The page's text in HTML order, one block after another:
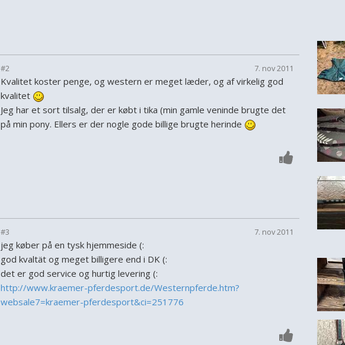
#2 7. nov 2011
Kvalitet koster penge, og western er meget læder, og af virkelig god
kvalitet
Jeg har et sort tilsalg, der er købt i tika (min gamle veninde brugte det
på min pony. Ellers er der nogle gode billige brugte herinde
#3 7. nov 2011
jeg køber på en tysk hjemmeside (:
god kvaltät og meget billigere end i DK (:
det er god service og hurtig levering (:
http://www.kraemer-pferdesport.de/Westernpferde.htm?
websale7=kraemer-pferdesport&ci=251776